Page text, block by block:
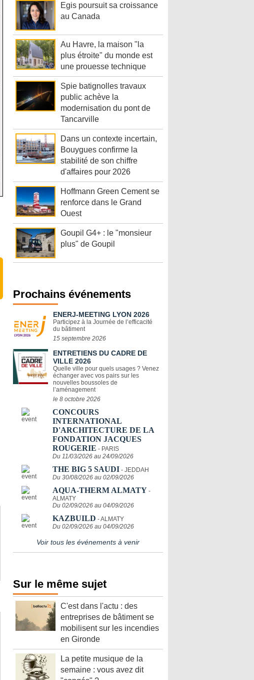
Egis poursuit sa croissance
au Canada
Au Havre, la maison "la
plus étroite" du monde est
une prouesse technique
Spie batignolles travaux
public achève la
modernisation du pont de
Tancarville
Dans un contexte incertain,
Bouygues confirme la
stabilité de son chiffre
d'affaires pour 2026
Hoffmann Green Cement se
renforce dans le Grand
Ouest
Goupil G4+ : le "monsieur
plus" de Goupil
Prochains événements
ENERJ-MEETING LYON 2026
Participez à la Journée de l’efficacité
du bâtiment
15 septembre 2026
ENTRETIENS DU CADRE DE
VILLE 2026
Quelle ville pour quels usages ? Venez
échanger avec vos pairs sur les
nouvelles boussoles de
l’aménagement
le 8 octobre 2026
CONCOURS
INTERNATIONAL
D'ARCHITECTURE DE LA
FONDATION JACQUES
ROUGERIE - PARIS
Du 11/03/2026 au 24/09/2026
THE BIG 5 SAUDI - JEDDAH
Du 30/08/2026 au 02/09/2026
AQUA-THERM ALMATY -
ALMATY
Du 02/09/2026 au 04/09/2026
KAZBUILD - ALMATY
Du 02/09/2026 au 04/09/2026
Voir tous les événements à venir
Sur le même sujet
C'est dans l'actu : des
entreprises de bâtiment se
mobilisent sur les incendies
en Gironde
La petite musique de la
semaine : vous avez dit